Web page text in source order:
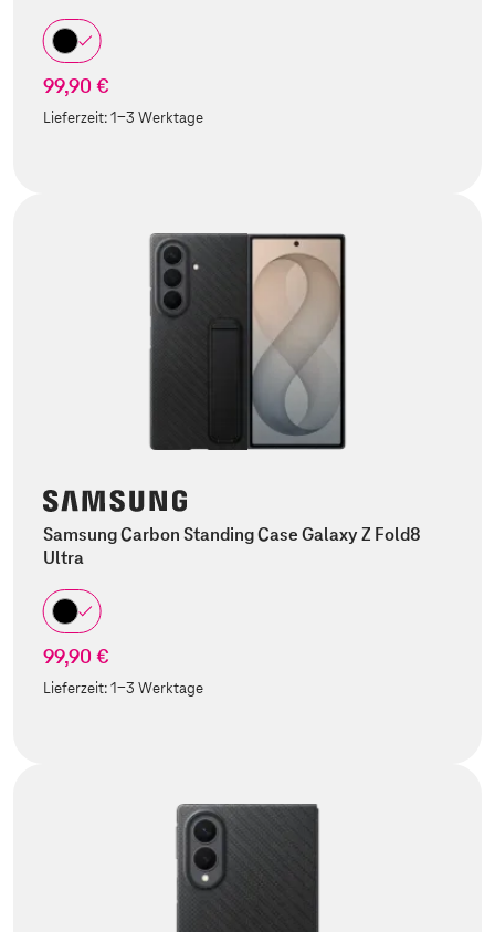
99,90 €
Lieferzeit:1-3 Werktage
Samsung Carbon Standing Case Galaxy Z Fold8
Ultra
99,90 €
Lieferzeit:1-3 Werktage